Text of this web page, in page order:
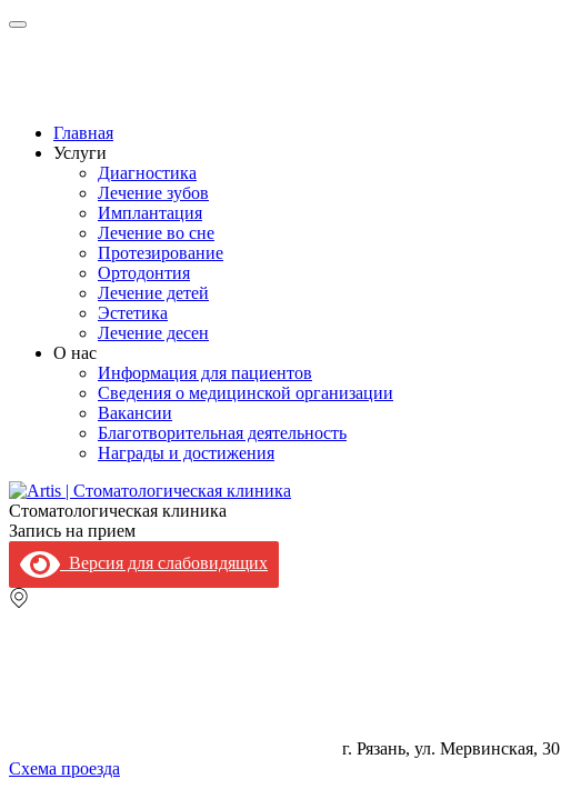
Главная
Услуги
Диагностика
Лечение зубов
Имплантация
Лечение во сне
Протезирование
Ортодонтия
Лечение детей
Эстетика
Лечение десен
О нас
Информация для пациентов
Сведения о медицинской организации
Вакансии
Благотворительная деятельность
Награды и достижения
Стоматологическая клиника
Запись на прием
Версия для слабовидящих
г. Рязань, ул. Мервинская, 30
Схема проезда